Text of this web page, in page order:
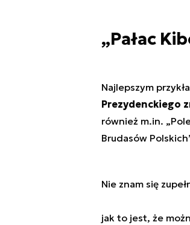
„Pałac
Najlepszym
Prezydenckiego
również m.in.
Brudasów
Nie znam się
jak to jest, że